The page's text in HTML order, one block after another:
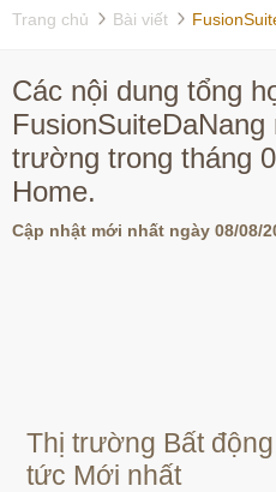
Trang chủ Bài viết
Các nội dung tổng
trường trong tháng
Home.
Cập nhật mới nhất ngày 08/08/
Thị trường Bất
tức Mới nhất